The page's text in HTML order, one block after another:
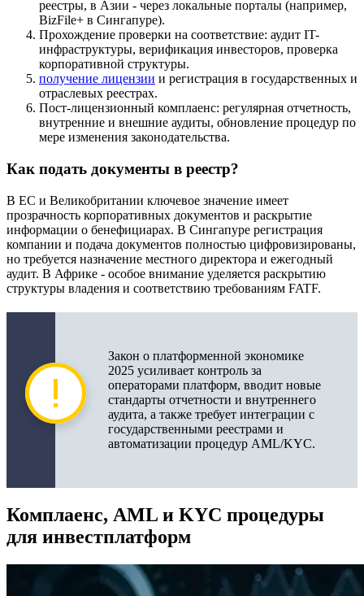
реестры, в Азии - через локальные порталы (например,
BizFile+ в Сингапуре).
Прохождение проверки на соответствие: аудит IT-
инфраструктуры, верификация инвесторов, проверка
корпоративной структуры.
получение лицензии и регистрация в государственных и
отраслевых реестрах.
Пост-лицензионный комплаенс: регулярная отчетность,
внутренние и внешние аудиты, обновление процедур по
мере изменения законодательства.
Как подать документы в реестр?
В ЕС и Великобритании ключевое значение имеет
прозрачность корпоративных документов и раскрытие
информации о бенефициарах. В Сингапуре регистрация
компании и подача документов полностью цифровизированы,
но требуется назначение местного директора и ежегодный
аудит. В Африке - особое внимание уделяется раскрытию
структуры владения и соответствию требованиям FATF.
Закон о платформенной экономике
2025 усиливает контроль за
операторами платформ, вводит новые
стандарты отчетности и внутреннего
аудита, а также требует интеграции с
государственными реестрами и
автоматизации процедур AML/KYC.
Комплаенс, AML и KYC процедуры
для инвестплатформ